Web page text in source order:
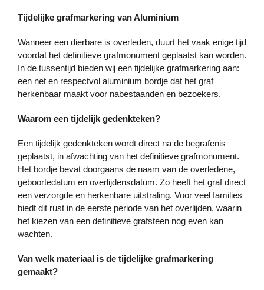
Tijdelijke grafmarkering van Aluminium
Wanneer een dierbare is overleden, duurt het vaak enige tijd
voordat het definitieve grafmonument geplaatst kan worden.
In de tussentijd bieden wij een tijdelijke grafmarkering aan:
een net en respectvol aluminium bordje dat het graf
herkenbaar maakt voor nabestaanden en bezoekers.
Waarom een tijdelijk gedenkteken?
Een tijdelijk gedenkteken wordt direct na de begrafenis
geplaatst, in afwachting van het definitieve grafmonument.
Het bordje bevat doorgaans de naam van de overledene,
geboortedatum en overlijdensdatum. Zo heeft het graf direct
een verzorgde en herkenbare uitstraling. Voor veel families
biedt dit rust in de eerste periode van het overlijden, waarin
het kiezen van een definitieve grafsteen nog even kan
wachten.
Van welk materiaal is de tijdelijke grafmarkering
gemaakt?